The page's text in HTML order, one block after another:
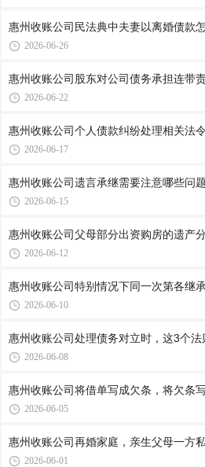
惠州收账公司​民法典中夫妻以离婚债款
2026-06-26
惠州收账公司​股东对公司债务承担连带
2026-06-22
惠州收账公司​个人债款纠纷处理相关法
2026-06-17
惠州收账公司​遗言承继需要注意哪些问
2026-06-15
惠州收账公司​父母部分出资购房的遗产
2026-06-12
惠州收账公司​特别情况下同一次第各继
2026-06-10
惠州收账公司​处理债务对立时，这3个法
2026-06-08
惠州收账公司​将借单写成欠条，将欠条
2026-06-05
惠州收账公司再婚家庭，亲生父母一方
2026-06-01